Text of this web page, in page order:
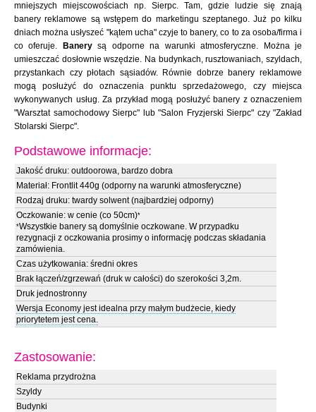
mniejszych miejscowościach np. Sierpc. Tam, gdzie ludzie się znają
banery reklamowe są wstępem do marketingu szeptanego. Już po kilku
dniach można usłyszeć "kątem ucha" czyje to banery, co to za osoba/firma i
co oferuje.
Banerysą odporne na warunki atmosferyczne. Można je
umieszczać dosłownie wszędzie. Na budynkach, rusztowaniach, szyldach,
przystankach czy płotach sąsiadów. Równie dobrze banery reklamowe
mogą posłużyć do oznaczenia punktu sprzedażowego, czy miejsca
wykonywanych usług. Za przykład mogą posłużyć banery z oznaczeniem
"Warsztat samochodowy Sierpc" lub "Salon Fryzjerski Sierpc" czy "Zakład
Stolarski Sierpc".
Podstawowe informacje:
Jakość druku: outdoorowa, bardzo dobra
Materiał: Frontlit 440g (odporny na warunki atmosferyczne)
Rodzaj druku: twardy solwent (najbardziej odporny)
Oczkowanie: w cenie (co 50cm)*
*Wszystkie banery są domyślnie oczkowane. W przypadku
rezygnacji z oczkowania prosimy o informację podczas składania
zamówienia.
Czas użytkowania: średni okres
Brak łączeń/zgrzewań (druk w całości) do szerokości 3,2m.
Druk jednostronny
Wersja Economy jest idealna przy małym budżecie, kiedy
priorytetem jest cena.
Zastosowanie:
Reklama przydrożna
Szyldy
Budynki